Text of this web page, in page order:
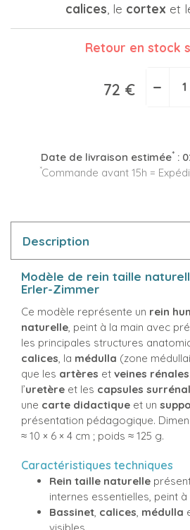
calices , le cortex et
Retour en stock
72 € −
Date de livraison estimée*:
*Commande avant 15h =
Description
Modèle de rein taille
Erler-Zimmer
Ce modèle représente un rein
naturelle , peint à la main avec
les principales structures
calices , la médulla (zone
que les artères et veines rénales
l’uretère et les capsules
une carte didactique et un
présentation pédagogique.
≈ 10 × 6 × 4 cm ; poids ≈ 125 g.
Caractéristiques techniques
Rein taille naturelle
internes essentielles, peint à
Bassinet, calices, médulla